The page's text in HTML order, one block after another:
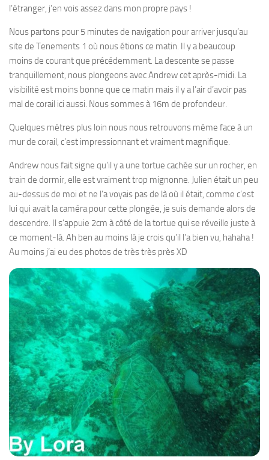
l’étranger, j’en vois assez dans mon propre pays !
Nous partons pour 5 minutes de navigation pour arriver jusqu’au
site de Tenements 1 où nous étions ce matin. Il y a beaucoup
moins de courant que précédemment. La descente se passe
tranquillement, nous plongeons avec Andrew cet après-midi. La
visibilité est moins bonne que ce matin mais il y a l’air d’avoir pas
mal de corail ici aussi. Nous sommes à 16m de profondeur.
Quelques mètres plus loin nous nous retrouvons même face à un
mur de corail, c’est impressionnant et vraiment magnifique.
Andrew nous fait signe qu’il y a une tortue cachée sur un rocher, en
train de dormir, elle est vraiment trop mignonne. Julien était un peu
au-dessus de moi et ne l’a voyais pas de là où il était, comme c’est
lui qui avait la caméra pour cette plongée, je suis demande alors de
descendre. Il s’appuie 2cm à côté de la tortue qui se réveille juste à
ce moment-là. Ah ben au moins là je crois qu’il l’a bien vu, hahaha !
Au moins j’ai eu des photos de très très près XD